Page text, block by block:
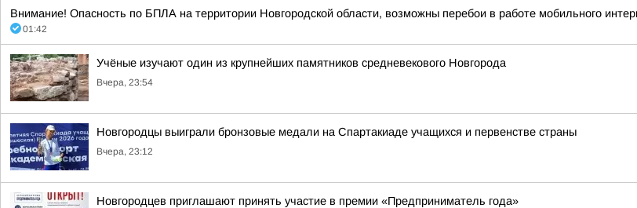
Внимание! Опасность по БПЛА на территории Новгородской области, возможны перебои в работе мобильного
01:42
Учёные изучают один из крупнейших памятников средневекового Новгорода
Вчера, 23:54
Новгородцы выиграли бронзовые медали на Спартакиаде учащихся и первенстве страны
Вчера, 23:12
Новгородцев приглашают принять участие в премии «Предприниматель года»